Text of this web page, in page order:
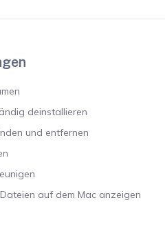
deinstallieren
und entfernen
auf dem Mac anzeigen